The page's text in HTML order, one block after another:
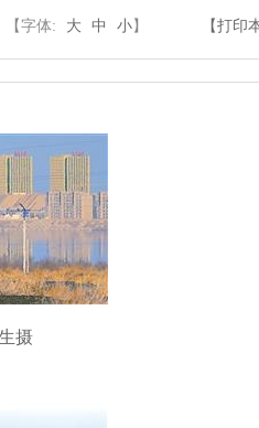
【字体: 大 中 小 】 【打印
摄